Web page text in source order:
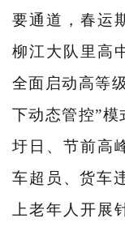
要通道，春运
柳江大队里高
全面启动高等
下动态管控”
圩日、节前高
车超员、货车
上老年人开展